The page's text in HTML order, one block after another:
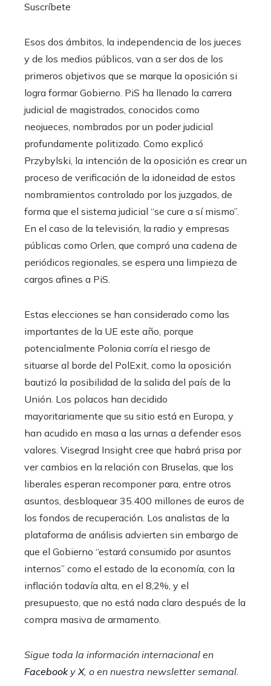
Suscríbete
Esos dos ámbitos, la independencia de los jueces
y de los medios públicos, van a ser dos de los
primeros objetivos que se marque la oposición si
logra formar Gobierno. PiS ha llenado la carrera
judicial de magistrados, conocidos como
neojueces, nombrados por un poder judicial
profundamente politizado. Como explicó
Przybylski, la intención de la oposición es crear un
proceso de verificación de la idoneidad de estos
nombramientos controlado por los juzgados, de
forma que el sistema judicial “se cure a sí mismo”.
En el caso de la televisión, la radio y empresas
públicas como Orlen, que compró una cadena de
periódicos regionales, se espera una limpieza de
cargos afines a PiS.
Estas elecciones se han considerado como las
importantes de la UE este año, porque
potencialmente Polonia corría el riesgo de
situarse al borde del PolExit, como la oposición
bautizó la posibilidad de la salida del país de la
Unión. Los polacos han decidido
mayoritariamente que su sitio está en Europa, y
han acudido en masa a las urnas a defender esos
valores. Visegrad Insight cree que habrá prisa por
ver cambios en la relación con Bruselas, que los
liberales esperan recomponer para, entre otros
asuntos, desbloquear 35.400 millones de euros de
los fondos de recuperación. Los analistas de la
plataforma de análisis advierten sin embargo de
que el Gobierno “estará consumido por asuntos
internos” como el estado de la economía, con la
inflación todavía alta, en el 8,2%, y el
presupuesto, que no está nada claro después de la
compra masiva de armamento.
Sigue toda la información internacional en
FacebookyX, o en nuestra newsletter semanal.